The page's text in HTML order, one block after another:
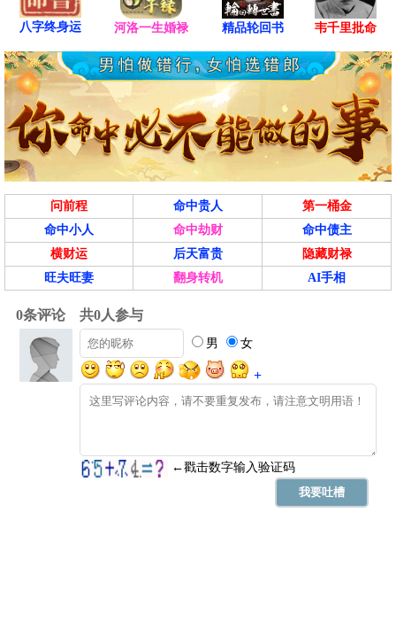
八字终身运 河洛一生婚禄 精品轮回书 韦千里批命
问前程 命中贵人
第一桶金
命中小人
命中劫财
命中债主
横财运
后天富贵
隐藏财禄
旺夫旺妻
翻身转机 AI手相